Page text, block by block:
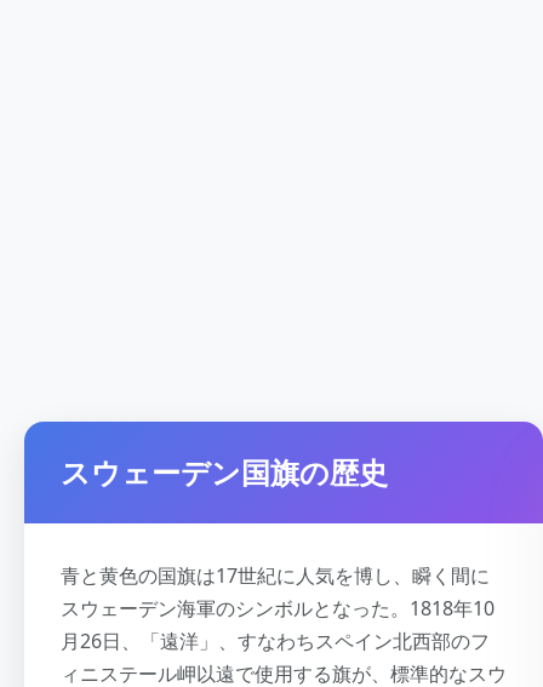
スウェーデン国旗の歴史
青と黄色の国旗は17世紀に人気を博し、瞬く間に
スウェーデン海軍のシンボルとなった。1818年10
月26日、「遠洋」、すなわちスペイン北西部のフ
ィニステール岬以遠で使用する旗が、標準的なスウ